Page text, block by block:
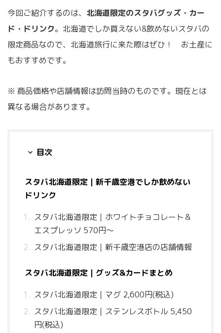
今回ご紹介するのは、 北海道限定のスタバグッズ・カー
ド・ドリンク。北海道でしか買えない&飲めないスタバの
限定商品なので、北海道旅行に来た際はぜひ！ お土産に
もおすすめです。
※ 商品価格や店舗情報は訪問当時のものです。現在とは
異なる場合があります。
目次
スタバ北海道限定｜新千歳空港でしか飲めない
ドリンク
スタバ北海道限定｜ホワイトチョコレート＆
エスプレッソ 570円〜
スタバ北海道限定｜新千歳空港店の店舗情報
スタバ北海道限定｜グッズ&カードまとめ
スタバ北海道限定｜マグ 2,600円(税込)
スタバ北海道限定｜ステンレスボトル 5,450
円(税込)